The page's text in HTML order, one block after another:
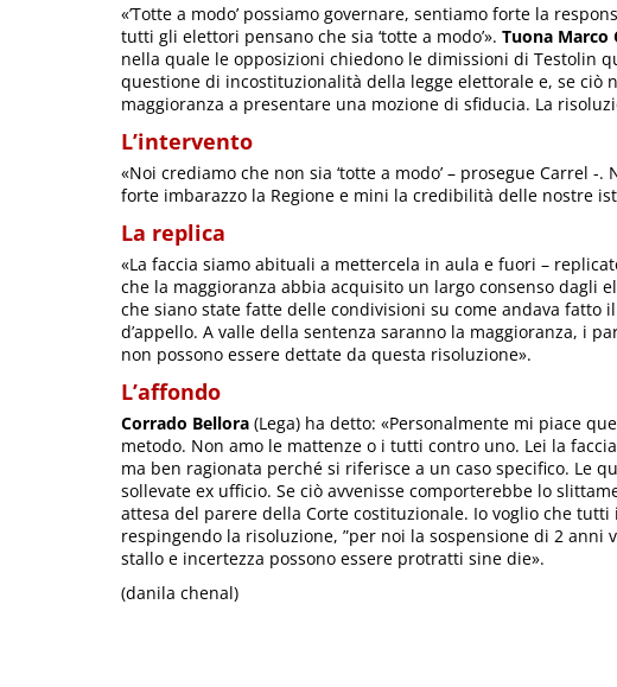
«’Totte a modo’ possiamo governare, sentiamo forte la
tutti gli elettori pensano che sia ‘totte a modo’». Tuona Marco
nella quale le opposizioni chiedono le dimissioni di Testolin
questione di incostituzionalità della legge elettorale e, se ciò
maggioranza a presentare una mozione di sfiducia. La
L’intervento
«Noi crediamo che non sia ‘totte a modo’ – prosegue Carrel
forte imbarazzo la Regione e mini la credibilità delle nostre
La replica
«La faccia siamo abituali a mettercela in aula e fuori –
che la maggioranza abbia acquisito un largo consenso dagli
che siano state fatte delle condivisioni su come andava fatto
d’appello. A valle della sentenza saranno la maggioranza, i
non possono essere dettate da questa risoluzione».
L’affondo
Corrado Bellora (Lega) ha detto: «Personalmente mi piace
metodo. Non amo le mattenze o i tutti contro uno. Lei la
ma ben ragionata perché si riferisce a un caso specifico. Le
sollevate ex ufficio. Se ciò avvenisse comporterebbe lo
attesa del parere della Corte costituzionale. Io voglio che
respingendo la risoluzione, ”per noi la sospensione di 2 anni
stallo e incertezza possono essere protratti sine die».
(danila chenal)